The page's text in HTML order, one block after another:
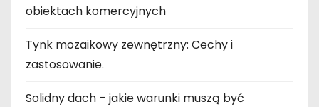
obiektach komercyjnych
Tynk mozaikowy zewnętrzny: Cechy i
zastosowanie.
Solidny dach – jakie warunki muszą być